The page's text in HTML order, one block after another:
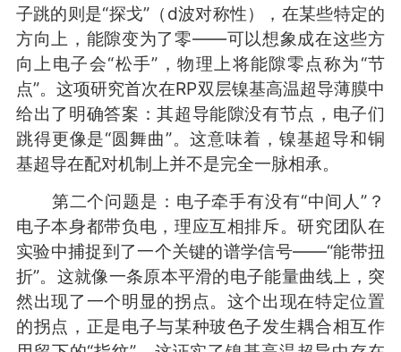
子跳的则是“探戈”（d波对称性），在某些特定的
方向上，能隙变为了零——可以想象成在这些方
向上电子会“松手”，物理上将能隙零点称为“节
点”。这项研究首次在RP双层镍基高温超导薄膜中
给出了明确答案：其超导能隙没有节点，电子们
跳得更像是“圆舞曲”。这意味着，镍基超导和铜
基超导在配对机制上并不是完全一脉相承。
第二个问题是：电子牵手有没有“中间人”？
电子本身都带负电，理应互相排斥。研究团队在
实验中捕捉到了一个关键的谱学信号——“能带扭
折”。这就像一条原本平滑的电子能量曲线上，突
然出现了一个明显的拐点。这个出现在特定位置
的拐点，正是电子与某种玻色子发生耦合相互作